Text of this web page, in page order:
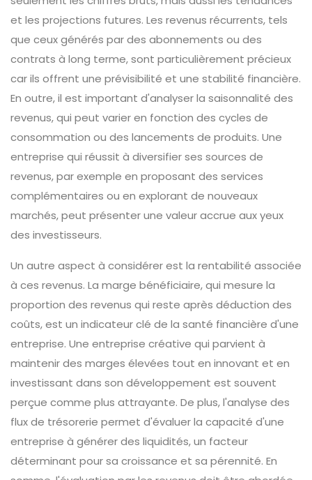
et les projections futures. Les revenus récurrents, tels
que ceux générés par des abonnements ou des
contrats à long terme, sont particulièrement précieux
car ils offrent une prévisibilité et une stabilité financière.
En outre, il est important d'analyser la saisonnalité des
revenus, qui peut varier en fonction des cycles de
consommation ou des lancements de produits. Une
entreprise qui réussit à diversifier ses sources de
revenus, par exemple en proposant des services
complémentaires ou en explorant de nouveaux
marchés, peut présenter une valeur accrue aux yeux
des investisseurs.
Un autre aspect à considérer est la rentabilité associée
à ces revenus. La marge bénéficiaire, qui mesure la
proportion des revenus qui reste après déduction des
coûts, est un indicateur clé de la santé financière d'une
entreprise. Une entreprise créative qui parvient à
maintenir des marges élevées tout en innovant et en
investissant dans son développement est souvent
perçue comme plus attrayante. De plus, l'analyse des
flux de trésorerie permet d'évaluer la capacité d'une
entreprise à générer des liquidités, un facteur
déterminant pour sa croissance et sa pérennité. En